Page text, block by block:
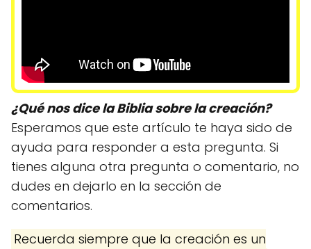
¿Qué nos dice la Biblia sobre la creación?
Esperamos que este artículo te haya sido de
ayuda para responder a esta pregunta. Si
tienes alguna otra pregunta o comentario, no
dudes en dejarlo en la sección de
comentarios.
Recuerda siempre que la creación es un